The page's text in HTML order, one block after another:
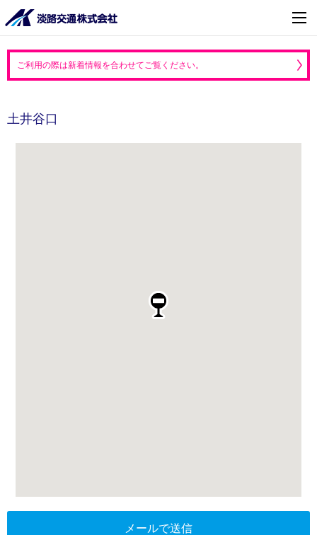
ご利用の際は新着情報を合わせてご覧ください。
土井谷口
メールで送信